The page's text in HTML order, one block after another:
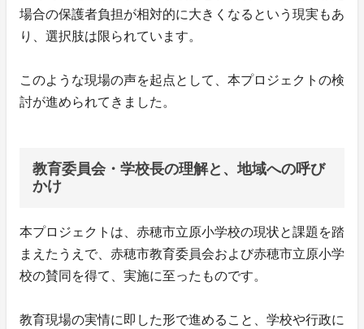
場合の保護者負担が相対的に大きくなるという現実もあ
り、選択肢は限られています。
このような現場の声を起点として、本プロジェクトの検
討が進められてきました。
教育委員会・学校長の理解と、地域への呼び
かけ
本プロジェクトは、赤穂市立原小学校の現状と課題を踏
まえたうえで、赤穂市教育委員会および赤穂市立原小学
校の賛同を得て、実施に至ったものです。
教育現場の実情に即した形で進めること、学校や行政に